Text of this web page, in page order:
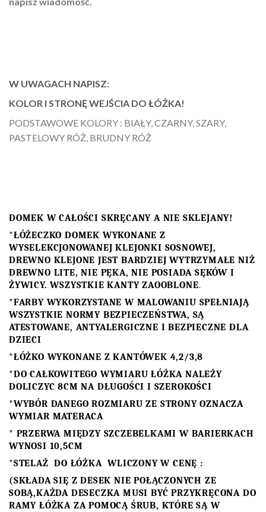
W UWAGACH NAPISZ:
KOLOR I STRONĘ WEJŚCIA DO ŁÓŻKA!
PODSTAWOWE KOLORY : BIAŁY, CZARNY, SZARY,
PASTELOWY RÓŻ, BRUDNY RÓŻ
DOMEK W CAŁOŚCI SKRĘCANY A NIE SKLEJANY!
*ŁÓŻECZKO DOMEK WYKONANE Z
WYSELEKCJONOWANEJ KLEJONKI SOSNOWEJ,
DREWNO KLEJONE JEST BARDZIEJ WYTRZYMAŁE NIŻ
DREWNO LITE, NIE PĘKA, NIE POSIADA SĘKÓW I
ŻYWICY. WSZYSTKIE KANTY ZAOOBLONE.
*FARBY WYKORZYSTANE W MALOWANIU SPEŁNIAJĄ
WSZYSTKIE NORMY BEZPIECZEŃSTWA, SĄ
ATESTOWANE, ANTYALERGICZNE I BEZPIECZNE DLA
DZIECI
*ŁÓŻKO WYKONANE Z KANTÓWEK 4,2/3,8
*DO CAŁKOWITEGO WYMIARU ŁÓŻKA NALEŻY
DOLICZYC 8CM NA DŁUGOŚCI I SZEROKOŚCI
*WYBÓR DANEGO ROZMIARU ZE STRONY OZNACZA
WYMIAR MATERACA
* PRZERWA MIĘDZY SZCZEBELKAMI W BARIERKACH
WYNOSI 10,5CM
*STELAŻ DO ŁÓŻKAWLICZONY W CENĘ :
(SKŁADA SIĘ Z DESEK NIE POŁĄCZONYCH ZE
SOBĄ,KAŻDA DESECZKA MUSI BYĆ PRZYKRĘCONA DO
RAMY ŁÓŻKA ZA POMOCĄ ŚRUB, KTÓRE SĄ W